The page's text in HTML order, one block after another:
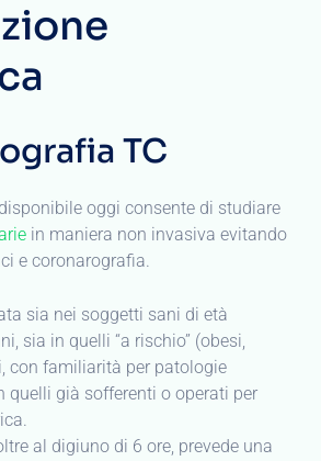
TC
oggi consente di studiare
in maniera non invasiva evitando
e coronarografia.
sia nei soggetti sani di età
sia in quelli “a rischio” (obesi,
con familiarità per patologie
quelli già sofferenti o operati per
al digiuno di 6 ore, prevede una